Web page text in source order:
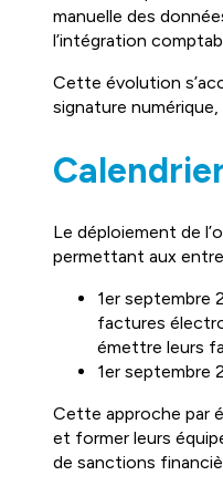
manuelle des
l’intégration
Cette évolution
signature
Le déploiement de
permettant aux
1er septembre
factures
émettre leurs
1er septembre
Cette approche par
et former leurs
de sanctions